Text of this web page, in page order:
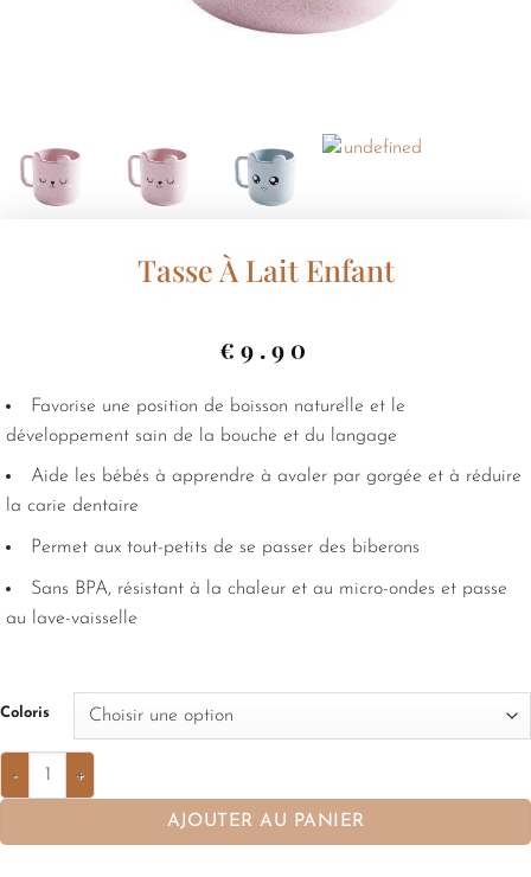
Tasse À Lait Enfant
€ 9.90
Favorise une position de boisson naturelle et le
développement sain de la bouche et du langage
Aide les bébés à apprendre à avaler par gorgée et à réduire
la carie dentaire
Permet aux tout-petits de se passer des biberons
Sans BPA, résistant à la chaleur et au micro-ondes et passe
au lave-vaisselle
Coloris
AJOUTER AU PANIER